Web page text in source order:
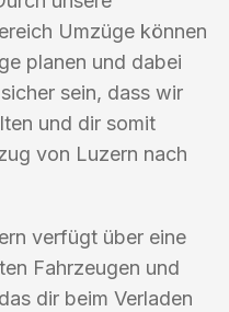
Umzüge können
planen und dabei
sein, dass wir
und dir somit
von Luzern nach
verfügt über eine
Fahrzeugen und
dir beim Verladen